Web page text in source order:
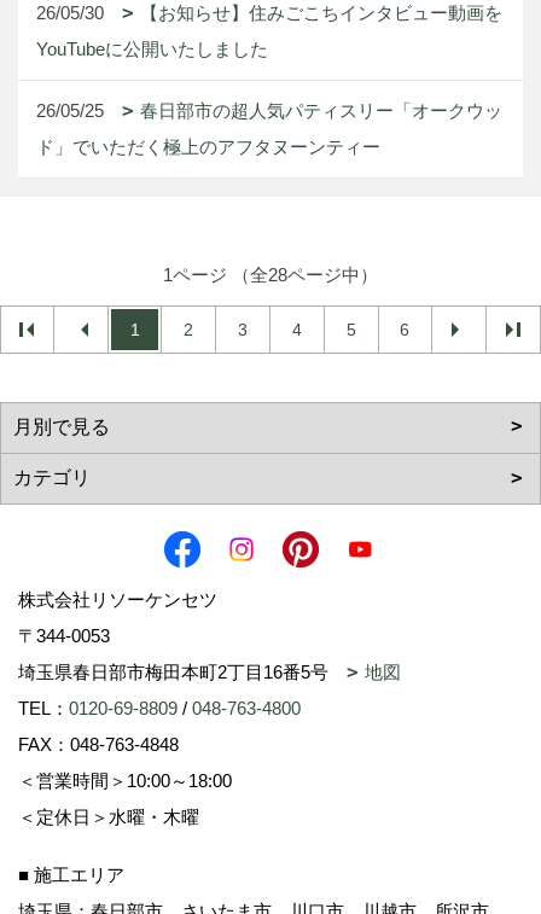
26/05/30
【お知らせ】住みごこちインタビュー動画を
YouTubeに公開いたしました
26/05/25
春日部市の超人気パティスリー「オークウッ
ド」でいただく極上のアフタヌーンティー
1ページ （全28ページ中）
1 2 3 4 5 6
株式会社リソーケンセツ
〒344-0053
埼玉県春日部市梅田本町2丁目16番5号
地図
TEL： 0120-69-8809 / 048-763-4800
FAX：048-763-4848
＜営業時間＞10:00～18:00
＜定休日＞水曜・木曜
■ 施工エリア